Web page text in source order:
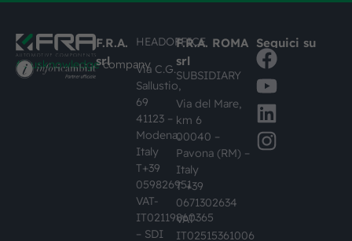
#busknowledgecompany
F.R.A.
srl
HEADOFFICE
Via C.G.
Sallustio,
69
41123 –
Modena,
Italy
T+39
059826951
VAT-
IT02119860365
– SDI
F.R.A. ROMA
srl
SUBSIDIARY
Via del Mare,
km 6
00040 –
Pavona (RM) –
Italy
T +39
0671302634
VAT-
IT02515361006
Seguici su